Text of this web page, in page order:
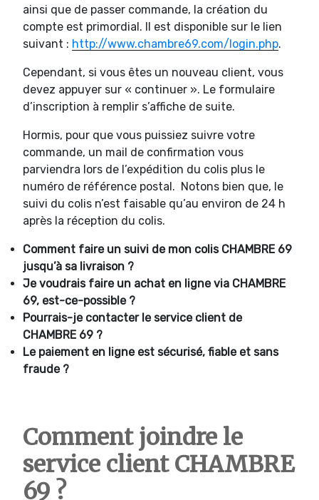
ainsi que de passer commande, la création du
compte est primordial. Il est disponible sur le lien
suivant : http://www.chambre69.com/login.php.
Cependant, si vous êtes un nouveau client, vous
devez appuyer sur « continuer ». Le formulaire
d’inscription à remplir s’affiche de suite.
Hormis, pour que vous puissiez suivre votre
commande, un mail de confirmation vous
parviendra lors de l’expédition du colis plus le
numéro de référence postal. Notons bien que, le
suivi du colis n’est faisable qu’au environ de 24 h
après la réception du colis.
Comment faire un suivi de mon colis CHAMBRE 69
jusqu’à sa livraison ?
Je voudrais faire un achat en ligne via CHAMBRE
69, est-ce-possible ?
Pourrais-je contacter le service client de
CHAMBRE 69 ?
Le paiement en ligne est sécurisé, fiable et sans
fraude ?
Comment joindre le
service client CHAMBRE
69 ?